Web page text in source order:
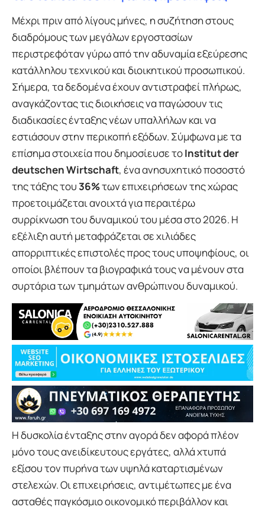
Μέχρι πριν από λίγους μήνες, η συζήτηση στους
διαδρόμους των μεγάλων εργοστασίων
περιστρεφόταν γύρω από την αδυναμία εξεύρεσης
κατάλληλου τεχνικού και διοικητικού προσωπικού.
Σήμερα, τα δεδομένα έχουν αντιστραφεί πλήρως,
αναγκάζοντας τις διοικήσεις να παγώσουν τις
διαδικασίες ένταξης νέων υπαλλήλων και να
εστιάσουν στην περικοπή εξόδων. Σύμφωνα με τα
επίσημα στοιχεία που δημοσίευσε τοInstitut der
deutschen Wirtschaft, ένα ανησυχητικό ποσοστό
της τάξης του36%των επιχειρήσεων της χώρας
προετοιμάζεται ανοιχτά για περαιτέρω
συρρίκνωση του δυναμικού του μέσα στο 2026. Η
εξέλιξη αυτή μεταφράζεται σε χιλιάδες
απορριπτικές επιστολές προς τους υποψηφίους, οι
οποίοι βλέπουν τα βιογραφικά τους να μένουν στα
συρτάρια των τμημάτων ανθρώπινου δυναμικού.
Η δυσκολία ένταξης στην αγορά δεν αφορά πλέον
μόνο τους ανειδίκευτους εργάτες, αλλά χτυπά
εξίσου τον πυρήνα των υψηλά καταρτισμένων
στελεχών. Οι επιχειρήσεις, αντιμέτωπες με ένα
ασταθές παγκόσμιο οικονομικό περιβάλλον και